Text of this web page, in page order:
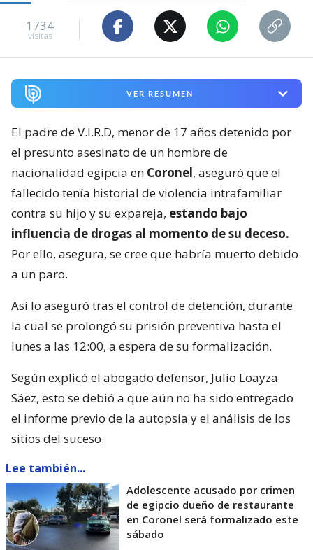
1734
visitas
VER RESUMEN
El padre de V.I.R.D, menor de 17 años detenido por
el presunto asesinato de un hombre de
nacionalidad egipcia en Coronel, aseguró que el
fallecido tenía historial de violencia intrafamiliar
contra su hijo y su expareja, estando bajo
influencia de drogas al momento de su deceso.
Por ello, asegura, se cree que habría muerto debido
a un paro.
Así lo aseguró tras el control de detención, durante
la cual se prolongó su prisión preventiva hasta el
lunes a las 12:00, a espera de su formalización.
Según explicó el abogado defensor, Julio Loayza
Sáez, esto se debió a que aún no ha sido entregado
el informe previo de la autopsia y el análisis de los
sitios del suceso.
Lee también...
Adolescente acusado por crimen
de egipcio dueño de restaurante
en Coronel será formalizado este
sábado